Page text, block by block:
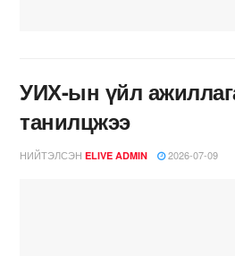
УИХ-ын үйл
танилцжээ
НИЙТЭЛСЭН ELIVE ADMIN 2026-07-09